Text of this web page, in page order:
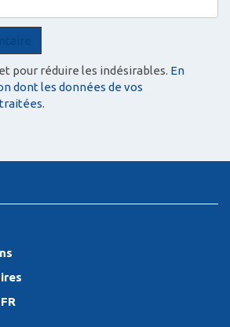
pour réduire les indésirables. En
dont les données de vos
.